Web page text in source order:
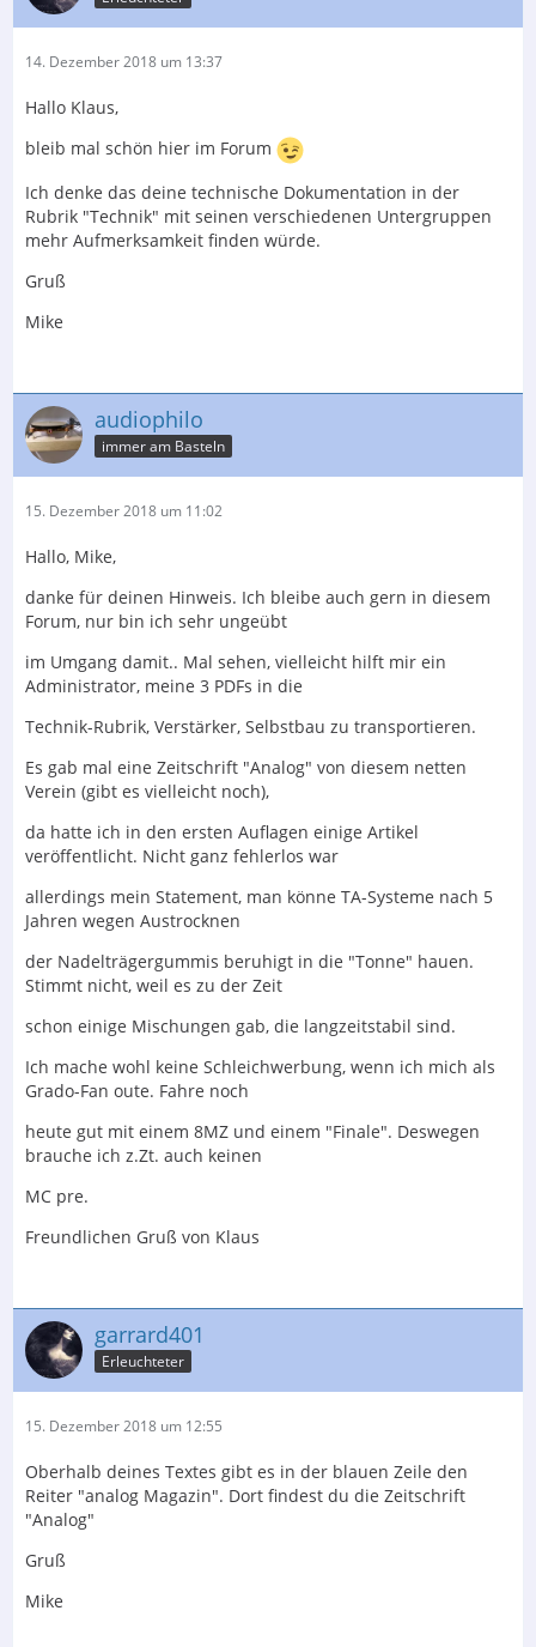
14. Dezember 2018 um 13:37
Hallo Klaus,
bleib mal schön hier im Forum
Ich denke das deine technische Dokumentation in der
Rubrik "Technik" mit seinen verschiedenen Untergruppen
mehr Aufmerksamkeit finden würde.
Gruß
Mike
audiophilo
immer am Basteln
15. Dezember 2018 um 11:02
Hallo, Mike,
danke für deinen Hinweis. Ich bleibe auch gern in diesem
Forum, nur bin ich sehr ungeübt
im Umgang damit.. Mal sehen, vielleicht hilft mir ein
Administrator, meine 3 PDFs in die
Technik-Rubrik, Verstärker, Selbstbau zu transportieren.
Es gab mal eine Zeitschrift "Analog" von diesem netten
Verein (gibt es vielleicht noch),
da hatte ich in den ersten Auflagen einige Artikel
veröffentlicht. Nicht ganz fehlerlos war
allerdings mein Statement, man könne TA-Systeme nach 5
Jahren wegen Austrocknen
der Nadelträgergummis beruhigt in die "Tonne" hauen.
Stimmt nicht, weil es zu der Zeit
schon einige Mischungen gab, die langzeitstabil sind.
Ich mache wohl keine Schleichwerbung, wenn ich mich als
Grado-Fan oute. Fahre noch
heute gut mit einem 8MZ und einem "Finale". Deswegen
brauche ich z.Zt. auch keinen
MC pre.
Freundlichen Gruß von Klaus
garrard401
Erleuchteter
15. Dezember 2018 um 12:55
Oberhalb deines Textes gibt es in der blauen Zeile den
Reiter "analog Magazin". Dort findest du die Zeitschrift
"Analog"
Gruß
Mike